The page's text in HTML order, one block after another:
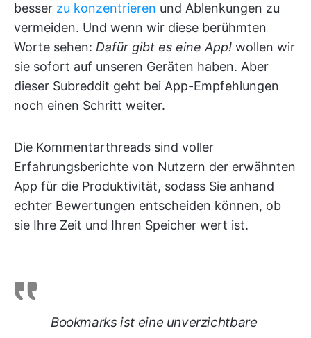
besser zu konzentrieren und Ablenkungen zu
vermeiden. Und wenn wir diese berühmten
Worte sehen: Dafür gibt es eine App! wollen wir
sie sofort auf unseren Geräten haben. Aber
dieser Subreddit geht bei App-Empfehlungen
noch einen Schritt weiter.
Die Kommentarthreads sind voller
Erfahrungsberichte von Nutzern der erwähnten
App für die Produktivität, sodass Sie anhand
echter Bewertungen entscheiden können, ob
sie Ihre Zeit und Ihren Speicher wert ist.
Bookmarks ist eine unverzichtbare